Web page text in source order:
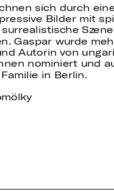
sich durch
Bilder mit
Gaspar wurde
Autorin von
nominiert und
in Berlin.